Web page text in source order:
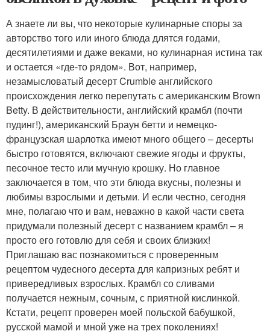
А знаете ли вы, что некоторые кулинарные споры за
авторство того или иного блюда длятся годами,
десятилетиями и даже веками, но кулинарная истина так
и остается «где-то рядом». Вот, например,
незамысловатый десерт Crumble английского
происхождения легко перепутать с американским Brown
Betty. В действительности, английский крамбл (почти
пудинг!), американский Браун бетти и немецко-
французская шарлотка имеют много общего – десерты
быстро готовятся, включают свежие ягоды и фрукты,
песочное тесто или мучную крошку. Но главное
заключается в том, что эти блюда вкусны, полезны и
любимы взрослыми и детьми. И если честно, сегодня
мне, полагаю что и вам, неважно в какой части света
придумали полезный десерт с названием крамбл – я
просто его готовлю для себя и своих близких!
Приглашаю вас познакомиться с проверенным
рецептом чудесного десерта для капризных ребят и
привередливых взрослых. Крамбл со сливами
получается нежным, сочным, с приятной кислинкой.
Кстати, рецепт проверен моей польской бабушкой,
русской мамой и мной уже на трех поколениях!